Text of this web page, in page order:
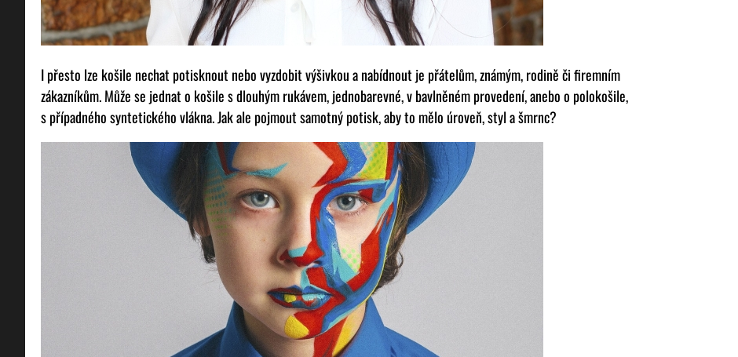
I přesto lze košile nechat potisknout nebo vyzdobit výšivkou a nabídnout je přátelům, známým, rodině či firemním
zákazníkům. Může se jednat o košile s dlouhým rukávem, jednobarevné, v bavlněném provedení, anebo o polokošile,
s případného syntetického vlákna. Jak ale pojmout samotný potisk, aby to mělo úroveň, styl a šmrnc?